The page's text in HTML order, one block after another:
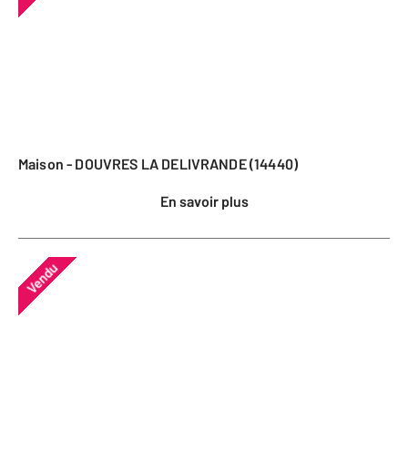
Maison - DOUVRES LA DELIVRANDE (14440)
En savoir plus
Vendu